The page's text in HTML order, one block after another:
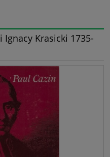
Krasicki 1735-